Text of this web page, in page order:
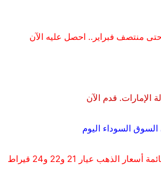
منتصف فبراير.. احصل عليه الآن
قدم الآن
السوداء اليوم
عيار 21 و22 و24 قيراط